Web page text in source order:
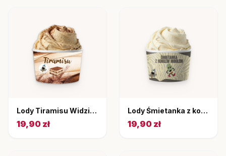
Lody Tiramisu Widziały Gały Co Brały 220 ml
19,90 zł
Lody Śmietanka z koglem moglem Widziały Gały Co Brały 220 ml
19,90 zł